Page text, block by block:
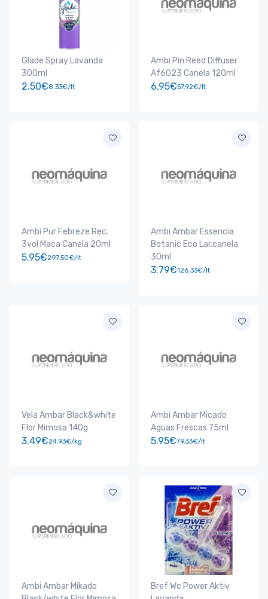
Glade Spray Lavanda
300ml
2.50€8.33€/lt
Ambi Pin Reed Diffuser
Af6023 Canela 120ml
6.95€57.92€/lt
Ambi Pur Febreze Rec.
3vol Maca Canela 20ml
5.95€297.50€/lt
Ambi Ambar Essencia
Botanic Eco Lar.canela
30ml
3.79€126.33€/lt
Vela Ambar Black&white
Flor Mimosa 140g
3.49€24.93€/kg
Ambi Ambar Micado
Aguas Frescas 75ml
5.95€79.33€/lt
Ambi Ambar Mikado
Bref Wc Power Aktiv